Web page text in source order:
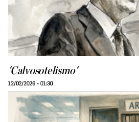
'Calvosotelismo'
12/02/2026 - 01:30